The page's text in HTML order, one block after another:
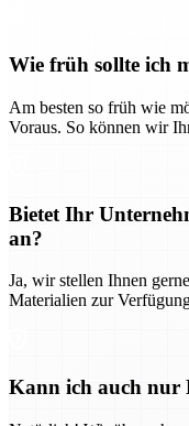
Wie früh sollte ich
Am besten so früh wie
Voraus. So können wir
Bietet Ihr
an?
Ja, wir stellen Ihnen
Materialien zur
Kann ich auch nur